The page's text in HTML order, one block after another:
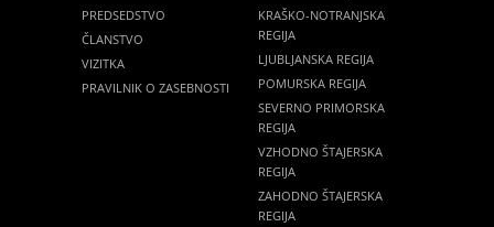
PREDSEDSTVO
ČLANSTVO
VIZITKA
PRAVILNIK O ZASEBNOSTI
KRAŠKO-NOTRANJSKA
REGIJA
LJUBLJANSKA REGIJA
POMURSKA REGIJA
SEVERNO PRIMORSKA
REGIJA
VZHODNO ŠTAJERSKA
REGIJA
ZAHODNO ŠTAJERSKA
REGIJA